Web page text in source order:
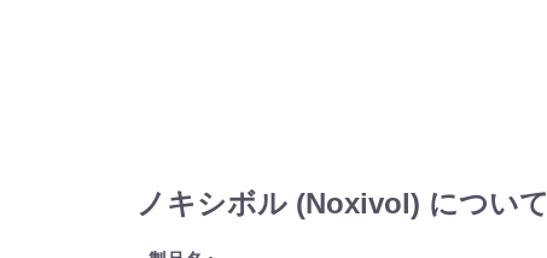
ノキシボル (Noxivol) について